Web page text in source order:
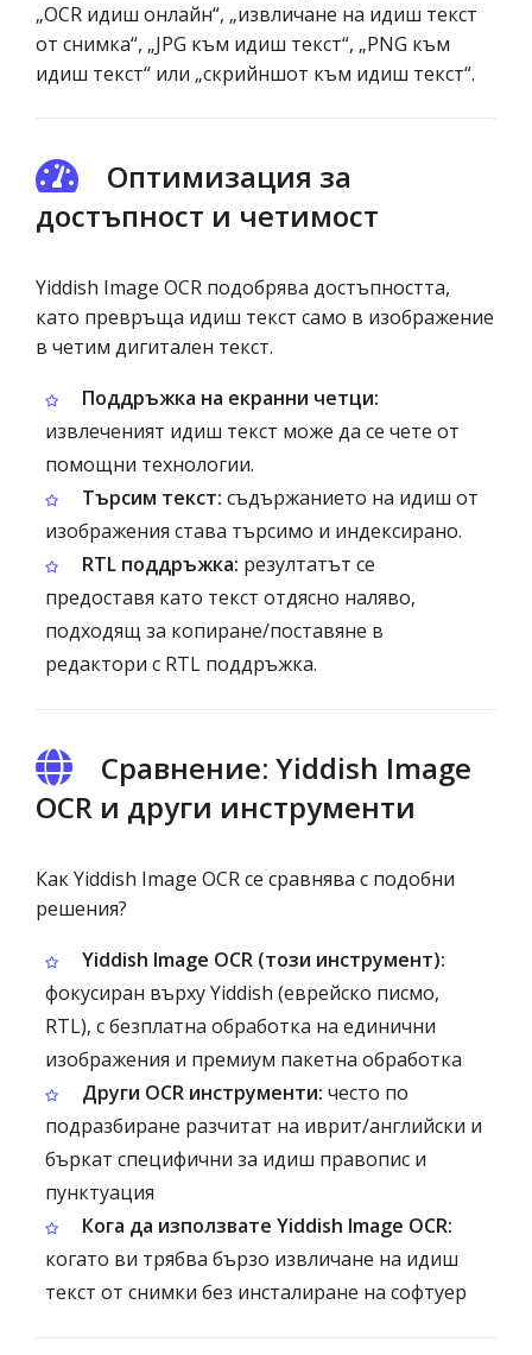
„OCR идиш онлайн“, „извличане на идиш текст
от снимка“, „JPG към идиш текст“, „PNG към
идиш текст“ или „скрийншот към идиш текст“.
Оптимизация за
достъпност и четимост
Yiddish Image OCR подобрява достъпността,
като превръща идиш текст само в изображение
в четим дигитален текст.
Поддръжка на екранни четци:
извлеченият идиш текст може да се чете от
помощни технологии.
Търсим текст: съдържанието на идиш от
изображения става търсимо и индексирано.
RTL поддръжка: резултатът се
предоставя като текст отдясно наляво,
подходящ за копиране/поставяне в
редактори с RTL поддръжка.
Сравнение: Yiddish Image
OCR и други инструменти
Как Yiddish Image OCR се сравнява с подобни
решения?
Yiddish Image OCR (този инструмент):
фокусиран върху Yiddish (еврейско писмо,
RTL), с безплатна обработка на единични
изображения и премиум пакетна обработка
Други OCR инструменти: често по
подразбиране разчитат на иврит/английски и
бъркат специфични за идиш правопис и
пунктуация
Кога да използвате Yiddish Image OCR:
когато ви трябва бързо извличане на идиш
текст от снимки без инсталиране на софтуер